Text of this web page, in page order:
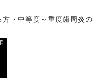
・中等度～重度歯周炎の